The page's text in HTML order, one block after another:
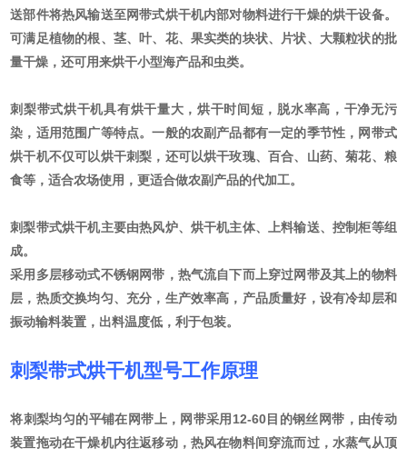
送部件将热风输送至网带式烘干机内部对物料进行干燥的烘干设备。
可满足植物的根、茎、叶、花、果实类的块状、片状、大颗粒状的批
量干燥，还可用来烘干小型海产品和虫类。
刺梨带式烘干机具有烘干量大，烘干时间短，脱水率高，干净无污
染，适用范围广等特点。一般的农副产品都有一定的季节性，网带式
烘干机不仅可以烘干刺梨，还可以烘干玫瑰、百合、山药、菊花、粮
食等，适合农场使用，更适合做农副产品的代加工。
刺梨带式烘干机主要由热风炉、烘干机主体、上料输送、控制柜等组
成。
采用多层移动式不锈钢网带，热气流自下而上穿过网带及其上的物料
层，热质交换均匀、充分，生产效率高，产品质量好，设有冷却层和
振动输料装置，出料温度低，利于包装。
刺梨带式烘干机型号工作原理
将刺梨均匀的平铺在网带上，网带采用12-60目的钢丝网带，由传动
装置拖动在干燥机内往返移动，热风在物料间穿流而过，水蒸气从顶